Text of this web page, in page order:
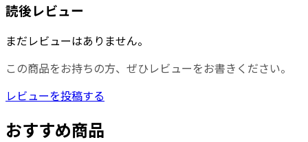
読後レビュー
まだレビューはありません。
この商品をお持ちの方、ぜひレビューをお書きください。
レビューを投稿する
おすすめ商品